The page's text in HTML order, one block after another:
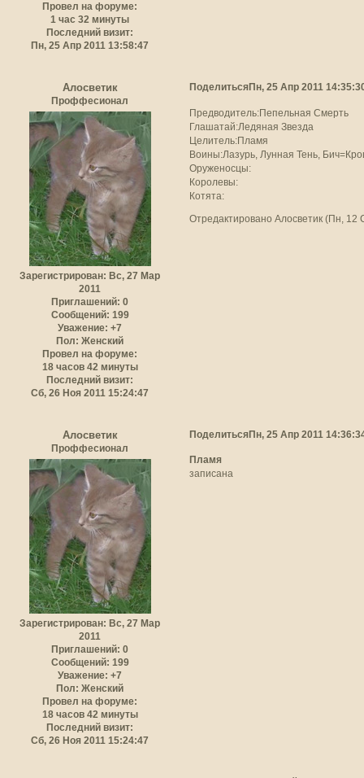
Провел на форуме:
1 час 32 минуты
Последний визит:
Пн, 25 Апр 2011 13:58:47
Поделиться Пн, 25 Апр 2011
Алосветик
Проффесионал
Зарегистрирован: Вс, 27 Мар
2011
Приглашений: 0
Сообщений: 199
Уважение: +7
Пол: Женский
Провел на форуме:
18 часов 42 минуты
Последний визит:
Сб, 26 Ноя 2011 15:24:47
Предводитель:Пепельная Смерть
Глашатай:Ледяная Звезда
Целитель:Пламя
Воины:Лазурь, Лунная Тень,
Оруженосцы:
Королевы:
Котята:
Отредактировано Алосветик (Пн, 12
ПоделитьсяПн, 25 Апр 2011
Алосветик
Проффесионал
Зарегистрирован: Вс, 27 Мар
2011
Приглашений: 0
Сообщений: 199
Уважение: +7
Пол: Женский
Провел на форуме:
18 часов 42 минуты
Последний визит:
Сб, 26 Ноя 2011 15:24:47
Пламя
записана